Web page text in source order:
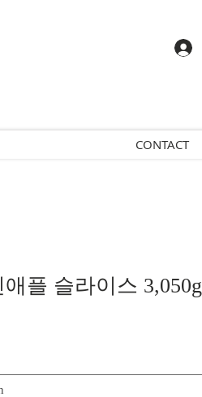
CONTACT
플 슬라이스 3,050g